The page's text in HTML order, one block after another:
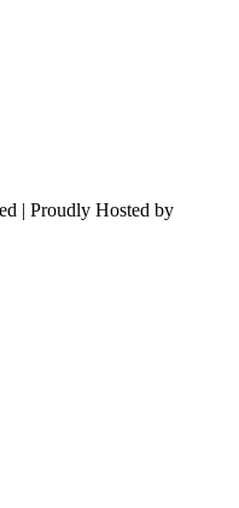
| Proudly Hosted by